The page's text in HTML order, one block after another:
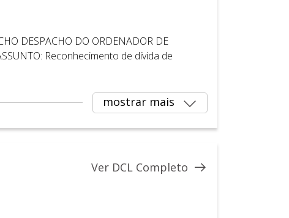
DESPACHO DO ORDENADOR DE
Reconhecimento de dívida de
mostrar mais
Ver DCL Completo